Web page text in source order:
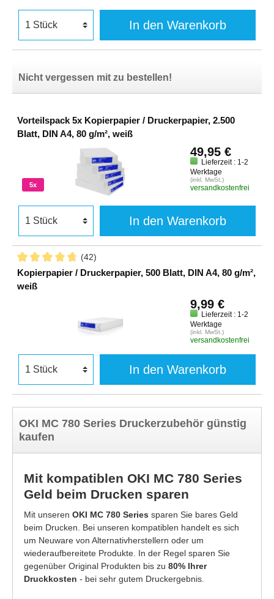
In den Warenkorb
Nicht vergessen mit zu bestellen!
Vorteilspack 5x Kopierpapier / Druckerpapier, 2.500
Blatt, DIN A4, 80 g/m², weiß
5x
49,95 €
Lieferzeit : 1-2
Werktage
(inkl. MwSt.)
versandkostenfrei
In den Warenkorb
(42)
Kopierpapier / Druckerpapier, 500 Blatt, DIN A4, 80 g/m²,
weiß
9,99 €
Lieferzeit : 1-2
Werktage
(inkl. MwSt.)
versandkostenfrei
In den Warenkorb
OKI MC 780 Series Druckerzubehör günstig
kaufen
Mit kompatiblen OKI MC 780 Series
Geld beim Drucken sparen
Mit unseren OKI MC 780 Series sparen Sie bares Geld
beim Drucken. Bei unseren kompatiblen handelt es sich
um Neuware von Alternativherstellern oder um
wiederaufbereitete Produkte. In der Regel sparen Sie
gegenüber Original Produkten bis zu 80% Ihrer
Druckkosten - bei sehr gutem Druckergebnis.